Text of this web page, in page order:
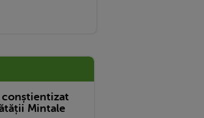
Mintale